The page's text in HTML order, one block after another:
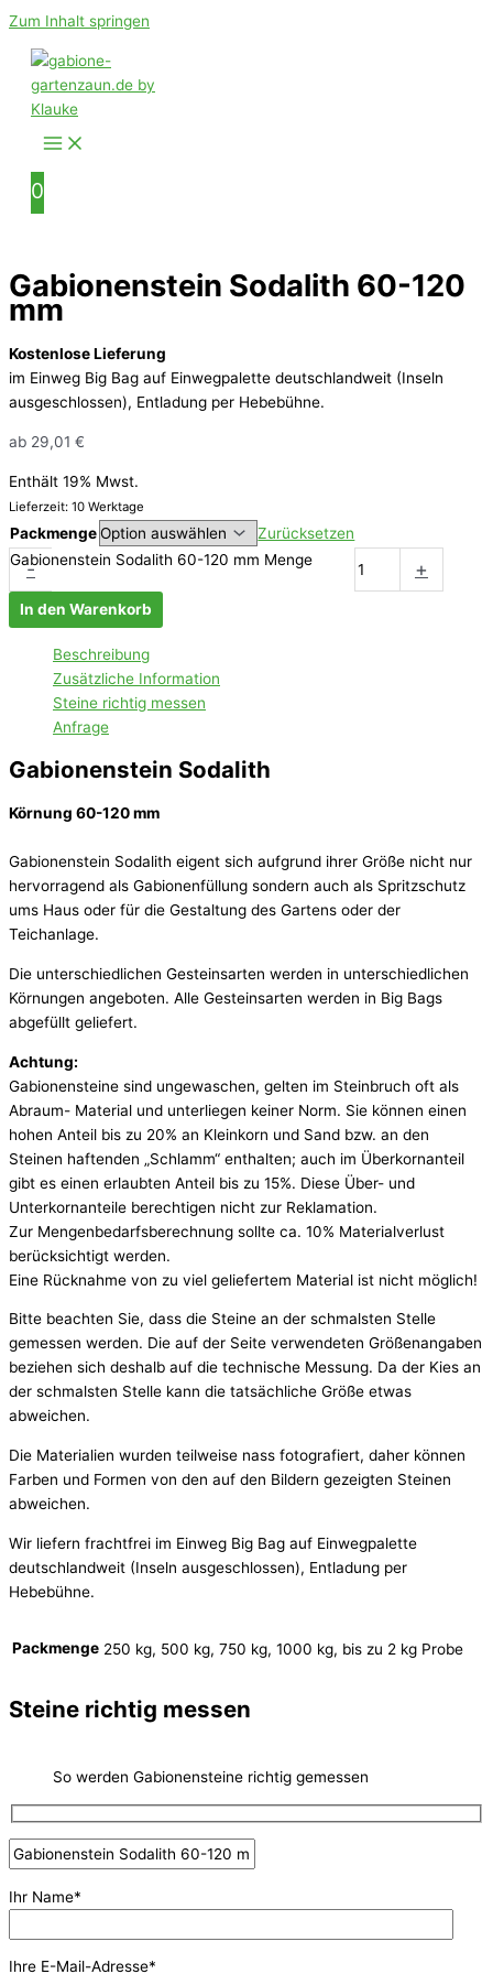
Zum Inhalt springen
0
Gabionenstein Sodalith 60-120
mm
Kostenlose Lieferung
im Einweg Big Bag auf Einwegpalette deutschlandweit (Inseln
ausgeschlossen), Entladung per Hebebühne.
ab 29,01 €
Enthält 19% Mwst.
Lieferzeit: 10 Werktage
Packmenge Zurücksetzen
-
Gabionenstein Sodalith 60-120 mm Menge +
In den Warenkorb
Beschreibung
Zusätzliche Information
Steine richtig messen
Anfrage
Gabionenstein Sodalith
Körnung 60-120 mm
Gabionenstein Sodalith eigent sich aufgrund ihrer Größe nicht nur
hervorragend als Gabionenfüllung sondern auch als Spritzschutz
ums Haus oder für die Gestaltung des Gartens oder der
Teichanlage.
Die unterschiedlichen Gesteinsarten werden in unterschiedlichen
Körnungen angeboten. Alle Gesteinsarten werden in Big Bags
abgefüllt geliefert.
Achtung:
Gabionensteine sind ungewaschen, gelten im Steinbruch oft als
Abraum- Material und unterliegen keiner Norm. Sie können einen
hohen Anteil bis zu 20% an Kleinkorn und Sand bzw. an den
Steinen haftenden „Schlamm“ enthalten; auch im Überkornanteil
gibt es einen erlaubten Anteil bis zu 15%. Diese Über- und
Unterkornanteile berechtigen nicht zur Reklamation.
Zur Mengenbedarfsberechnung sollte ca. 10% Materialverlust
berücksichtigt werden.
Eine Rücknahme von zu viel geliefertem Material ist nicht möglich!
Bitte beachten Sie, dass die Steine an der schmalsten Stelle
gemessen werden. Die auf der Seite verwendeten Größenangaben
beziehen sich deshalb auf die technische Messung. Da der Kies an
der schmalsten Stelle kann die tatsächliche Größe etwas
abweichen.
Die Materialien wurden teilweise nass fotografiert, daher können
Farben und Formen von den auf den Bildern gezeigten Steinen
abweichen.
Wir liefern frachtfrei im Einweg Big Bag auf Einwegpalette
deutschlandweit (Inseln ausgeschlossen), Entladung per
Hebebühne.
Packmenge 250 kg, 500 kg, 750 kg, 1000 kg, bis zu 2 kg Probe
Steine richtig messen
So werden Gabionensteine richtig gemessen
Ihr Name*
Ihre E-Mail-Adresse*